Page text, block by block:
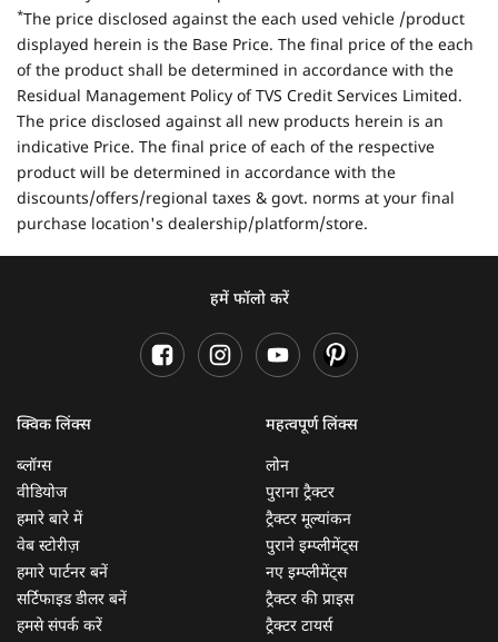
*The price disclosed against the each used vehicle /product
displayed herein is the Base Price. The final price of the each
of the product shall be determined in accordance with the
Residual Management Policy of TVS Credit Services Limited.
The price disclosed against all new products herein is an
indicative Price. The final price of each of the respective
product will be determined in accordance with the
discounts/offers/regional taxes & govt. norms at your final
purchase location's dealership/platform/store.
हमें फॉलो करें
क्विक लिंक्स
ब्लॉग्स
वीडियोज
हमारे बारे में
वेब स्टोरीज़
हमारे पार्टनर बनें
सर्टिफाइड डीलर बनें
हमसे संपर्क करें
महत्वपूर्ण लिंक्स
लोन
पुराना ट्रैक्टर
ट्रैक्टर मूल्यांकन
पुराने इम्प्लीमेंट्स
नए इम्प्लीमेंट्स
ट्रैक्टर की प्राइस
ट्रैक्टर टायर्स